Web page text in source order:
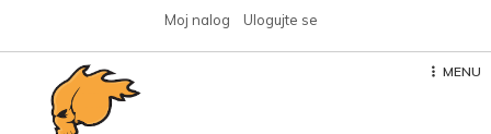
content
Moj nalog Ulogujte se
MENU